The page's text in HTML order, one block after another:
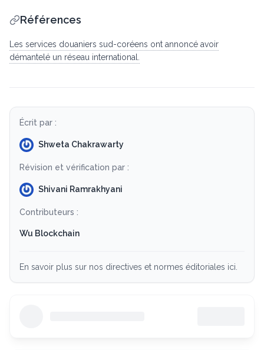
Références
Les services douaniers sud-coréens ont annoncé avoir
démantelé un réseau international.
Écrit par :
Shweta Chakrawarty
Révision et vérification par :
Shivani Ramrakhyani
Contributeurs :
Wu Blockchain
En savoir plus sur nos directives et normes éditoriales ici.